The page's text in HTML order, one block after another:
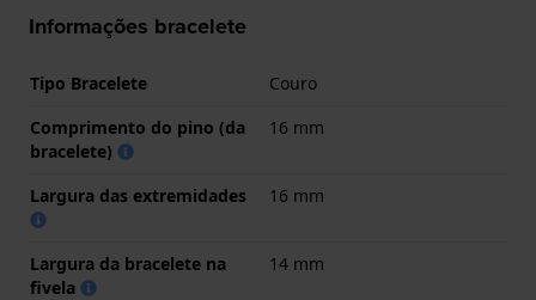
Informações bracelete
Tipo Bracelete
Couro
Comprimento do pino (da
bracelete)
16 mm
Largura das extremidades 16 mm
Largura da bracelete na
fivela
14 mm